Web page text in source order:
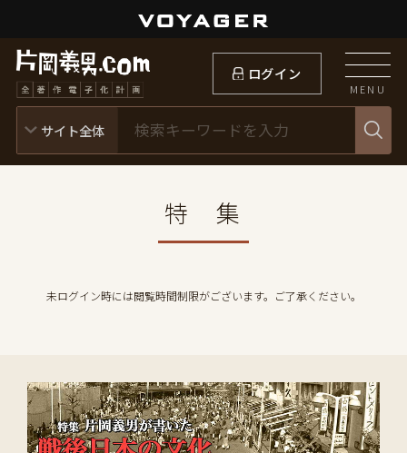
ログイン
MENU
特 集
未ログイン時には閲覧時間制限がございます。ご了承ください。